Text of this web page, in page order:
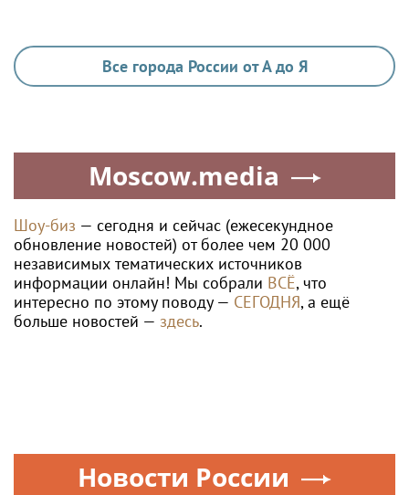
Все города России от А до Я
Moscow.media
Шоу-биз — сегодня и сейчас (ежесекундное
обновление новостей) от более чем 20 000
независимых тематических источников
информации онлайн! Мы собрали ВСЁ, что
интересно по этому поводу — СЕГОДНЯ, а ещё
больше новостей — здесь.
Новости России